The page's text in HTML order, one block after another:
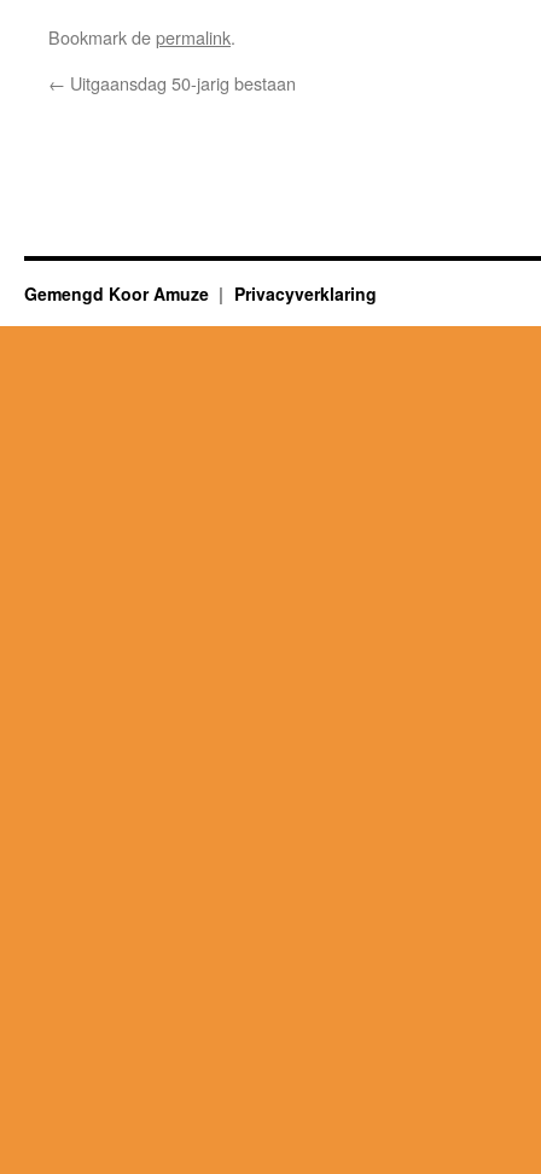
Bookmark depermalink.
← Uitgaansdag 50-jarig bestaan
Gemengd Koor Amuze Privacyverklaring